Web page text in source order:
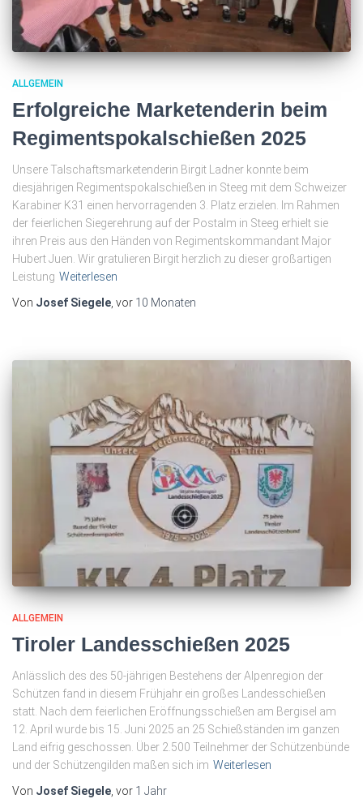
ALLGEMEIN
Erfolgreiche Marketenderin beim
Regimentspokalschießen 2025
Unsere Talschaftsmarketenderin Birgit Ladner konnte beim
diesjährigen Regimentspokalschießen in Steeg mit dem Schweizer
Karabiner K31 einen hervorragenden 3. Platz erzielen. Im Rahmen
der feierlichen Siegerehrung auf der Postalm in Steeg erhielt sie
ihren Preis aus den Händen von Regimentskommandant Major
Hubert Juen. Wir gratulieren Birgit herzlich zu dieser großartigen
Leistung Weiterlesen
Von Josef Siegele, vor 10 Monaten
ALLGEMEIN
Tiroler Landesschießen 2025
Anlässlich des des 50-jährigen Bestehens der Alpenregion der
Schützen fand in diesem Frühjahr ein großes Landesschießen
statt. Nach dem feierlichen Eröffnungsschießen am Bergisel am
12. April wurde bis 15. Juni 2025 an 25 Schießständen im ganzen
Land eifrig geschossen. Über 2.500 Teilnehmer der Schützenbünde
und der Schützengilden maßen sich im Weiterlesen
Von Josef Siegele , vor 1 Jahr